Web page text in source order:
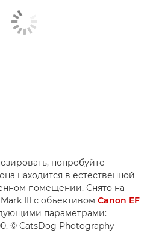
попробуйте
находится в естественной
помещении. Снято на
III с объективом Canon EF
параметрами:
© CatsDog Photography